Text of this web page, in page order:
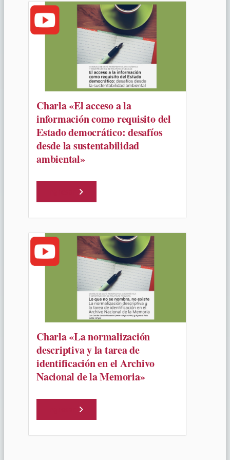
Charla «El acceso a la
información como requisito del
Estado democrático: desafíos
desde la sustentabilidad
ambiental»
Charla «La normalización
descriptiva y la tarea de
identificación en el Archivo
Nacional de la Memoria»